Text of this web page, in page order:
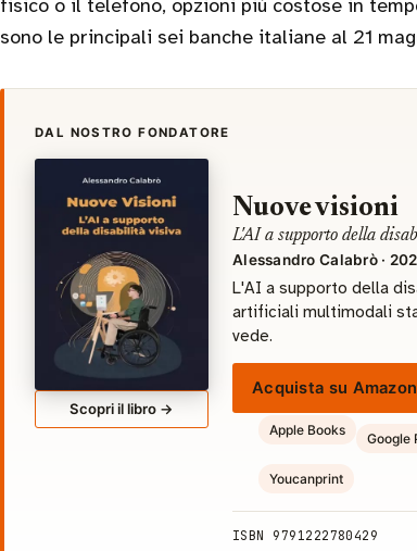
fisico o il telefono, opzioni più costose in
sono le principali sei banche italiane al 21
DAL NOSTRO FONDATORE
Scopri il libro →
Nuove visioni
L'AI a supporto della
Alessandro Calabrò ·
L'AI a supporto della
artificiali multimodali
vede.
Acquista su
Apple Books
Google
Youcanprint
ISBN 9791222780429